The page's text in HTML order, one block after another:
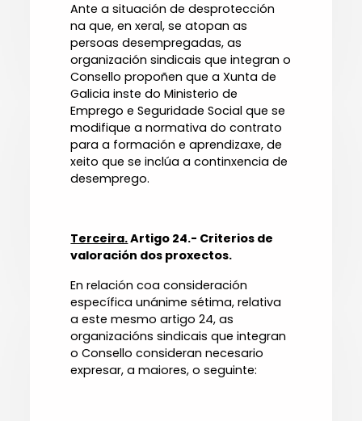
Ante a situación de desprotección
na que, en xeral, se atopan as
persoas desempregadas, as
organización sindicais que integran o
Consello propoñen que a Xunta de
Galicia inste do Ministerio de
Emprego e Seguridade Social que se
modifique a normativa do contrato
para a formación e aprendizaxe, de
xeito que se inclúa a continxencia de
desemprego.
Terceira.Artigo 24.- Criterios de
valoración dos proxectos.
En relación coa consideración
específica unánime sétima, relativa
a este mesmo artigo 24, as
organizacións sindicais que integran
o Consello consideran necesario
expresar, a maiores, o seguinte: